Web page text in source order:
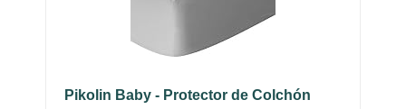
Pikolin Baby - Protector de Colchón